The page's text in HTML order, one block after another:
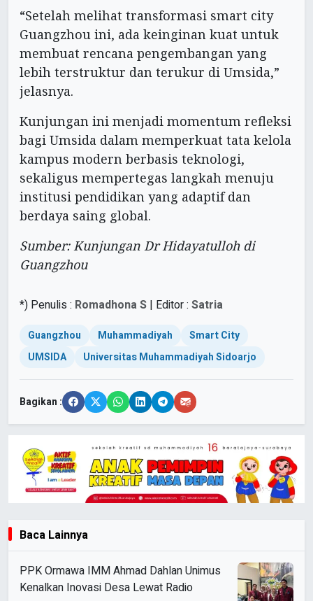
“Setelah melihat transformasi smart city
Guangzhou ini, ada keinginan kuat untuk
membuat rencana pengembangan yang
lebih terstruktur dan terukur di Umsida,”
jelasnya.
Kunjungan ini menjadi momentum refleksi
bagi Umsida dalam memperkuat tata kelola
kampus modern berbasis teknologi,
sekaligus mempertegas langkah menuju
institusi pendidikan yang adaptif dan
berdaya saing global.
Sumber: Kunjungan Dr Hidayatulloh di
Guangzhou
*) Penulis : Romadhona S | Editor : Satria
Guangzhou Muhammadiyah
Smart City
UMSIDA
Universitas Muhammadiyah Sidoarjo
Bagikan :
Baca Lainnya
PPK Ormawa IMM Ahmad Dahlan Unimus
Kenalkan Inovasi Desa Lewat Radio